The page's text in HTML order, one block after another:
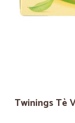
Twinings Tè